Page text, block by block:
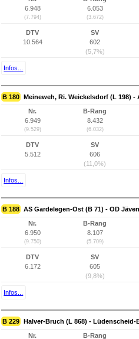
6.948
(7.794)
6.053
(3.672)
DTV
10.564
SV
602
(5,7%)
Infos...
B 180 Meineweh, Ri. Weickelsdorf (L 198) -
Nr.
6.949
(9.529)
B-Rang
8.432
(6.032)
DTV
5.512
SV
606
(11,0%)
Infos...
B 188 AS Gardelegen-Ost (B 71) - OD
Nr.
6.950
(9.750)
B-Rang
8.107
(5.709)
DTV
6.172
SV
605
(9,8%)
Infos...
B 229 Halver-Bruch (L 868) - Lüdenscheid-
Nr.
B-Rang